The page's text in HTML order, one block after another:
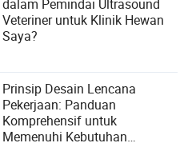
dalam Pemindai Ultrasound
Veteriner untuk Klinik Hewan
Saya?
Prinsip Desain Lencana
Pekerjaan: Panduan
Komprehensif untuk
Memenuhi Kebutuhan